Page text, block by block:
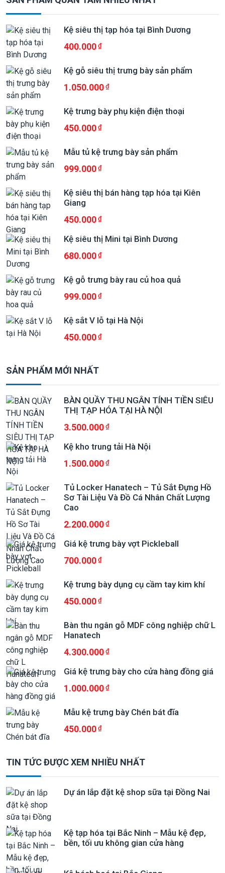
Kệ siêu thị tạp hóa tại Bình Dương
400.000
Kệ gỗ siêu thị trưng bày sản phẩm
1.050.000
Kệ trưng bày phụ kiện điện thoại
450.000
Mẫu tủ kệ trưng bày sản phẩm
999.000
Kệ siêu thị bán hàng tạp hóa tại Kiên
Giang
450.000
Kệ siêu thị Mini tại Bình Dương
680.000
Kệ gỗ trưng bày rau củ hoa quả
999.000
Kệ sắt V lỗ tại Hà Nội
450.000
SẢN PHẨM MỚI NHẤT
BÀN QUẦY THU NGÂN TÍNH TIỀN SIÊU
THỊ TẠP HÓA TẠI HÀ NỘI
3.500.000
Kệ kho trung tải Hà Nội
1.500.000
Tủ Locker Hanatech – Tủ Sắt Đựng Hồ
Sơ Tài Liệu Và Đồ Cá Nhân Chất Lượng
Cao
2.200.000
Giá kệ trưng bày vợt Pickleball
700.000
Kệ trưng bày dụng cụ cầm tay kim khí
450.000
Bàn thu ngân gỗ MDF công nghiệp chữ L
Hanatech
4.300.000
Giá kệ trưng bày cho cửa hàng đồng giá
1.000.000
Mẫu kệ trưng bày Chén bát đĩa
450.000
TIN TỨC ĐƯỢC XEM NHIỀU NHẤT
Dự án lắp đặt kệ shop sữa tại Đồng Nai
Kệ tạp hóa tại Bắc Ninh – Mẫu kệ đẹp,
bền, tối ưu không gian cửa hàng